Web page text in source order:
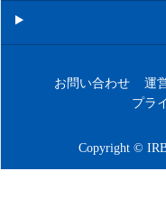
お問い合わせ 運
プラ
Copyright ©